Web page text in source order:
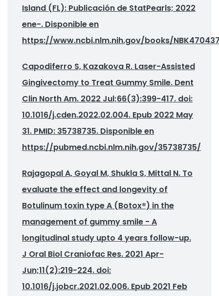
Island (FL): Publicación de StatPearls; 2022
ene-. Disponible en
https://www.ncbi.nlm.nih.gov/books/
Capodiferro S, Kazakova R. Laser-Assisted
Gingivectomy to Treat Gummy Smile. Dent
Clin North Am. 2022 Jul;66(3):399-417. doi:
10.1016/j.cden.2022.02.004. Epub 2022 May
31. PMID: 35738735. Disponible en
https://pubmed.ncbi.nlm.nih.gov/35738735/
Rajagopal A, Goyal M, Shukla S, Mittal N. To
evaluate the effect and longevity of
Botulinum toxin type A (Botox®) in the
management of gummy smile - A
longitudinal study upto 4 years follow-up.
J Oral Biol Craniofac Res. 2021 Apr-
Jun;11(2):219-224. doi:
10.1016/j.jobcr.2021.02.006. Epub 2021 Feb